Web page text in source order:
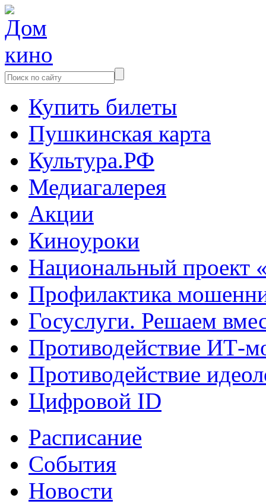
Купить билеты
Пушкинская карта
Культура.РФ
Медиагалерея
Акции
Киноуроки
Национальный проект
Профилактика
Госуслуги. Решаем
Противодействие ИТ-
Противодействие
Цифровой ID
Расписание
События
Новости